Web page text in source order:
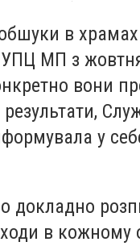
в храмах
МП з
вони
у
докладно
в кожному